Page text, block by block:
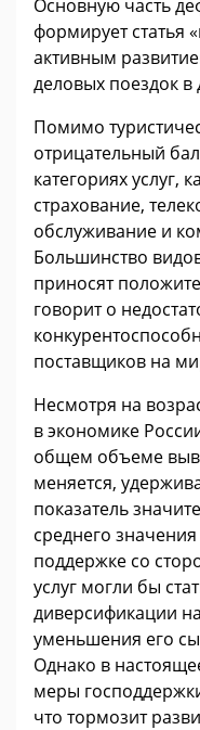
Основную часть
формирует статья
активным
деловых поездок в
Помимо
отрицательный
категориях услуг,
страхование,
обслуживание и
Большинство
приносят
говорит о
поставщиков на
Несмотря на
в экономике
общем объеме
меняется,
показатель
среднего
поддержке со
услуг могли бы
диверсификации
уменьшения его
Однако в
меры
что тормозит